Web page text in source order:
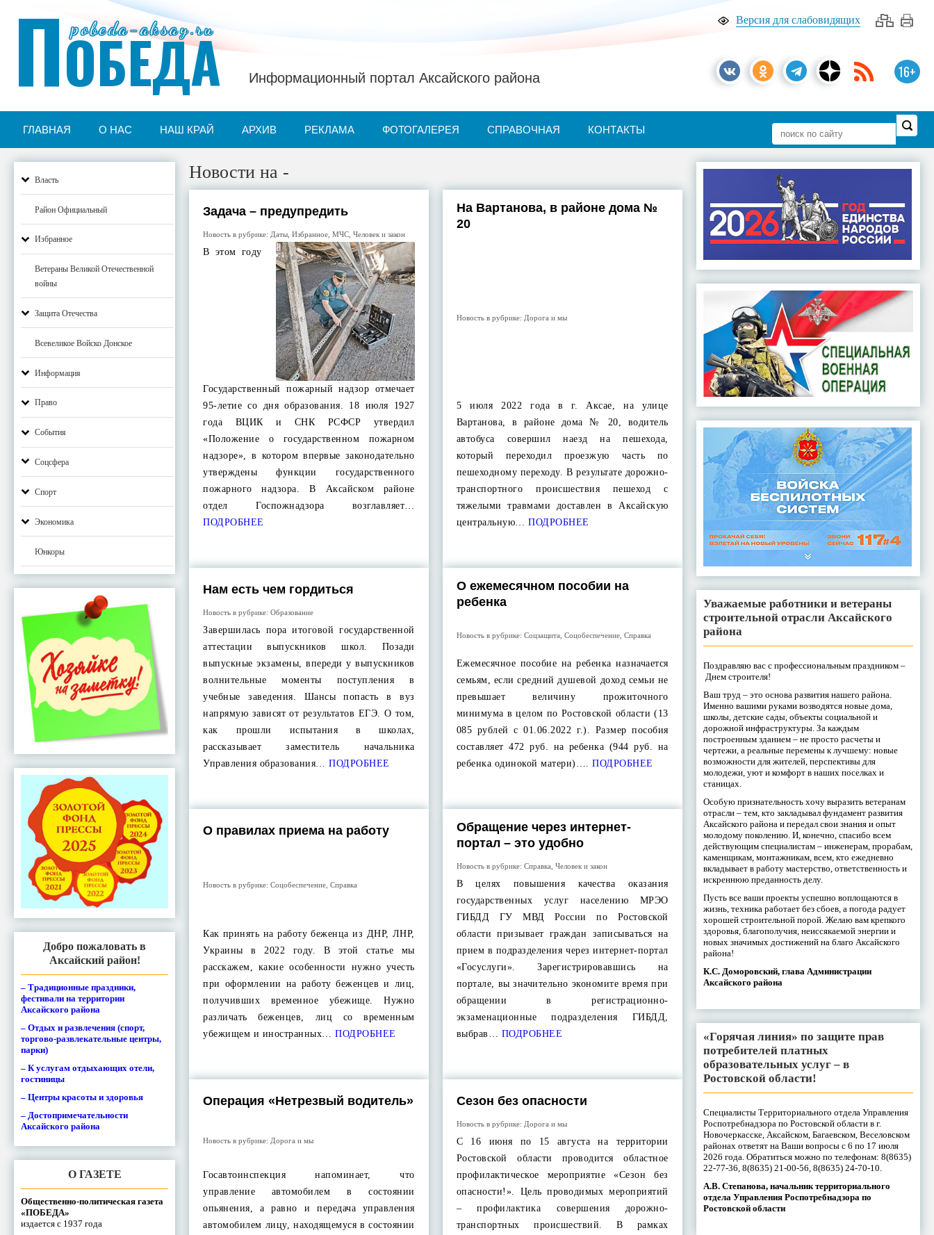
Версия для слабовидящих
16+
pobeda-aksay.ru
ПОБЕДА Информационный портал Аксайского района
ГЛАВНАЯ О НАС НАШ КРАЙ АРХИВ РЕКЛАМА ФОТОГАЛЕРЕЯ СПРАВОЧНАЯ КОНТАКТЫ
Власть
Район Официальный
Избранное
Ветераны Великой Отечественной
войны
Защита Отечества
Всевеликое Войско Донское
Информация
Право
События
Соцсфера
Спорт
Экономика
Юнкоры
Добро пожаловать в
Аксайский район!
– Традиционные праздники,
фестивали на территории
Аксайского района
– Отдых и развлечения (спорт,
торгово-развлекательные центры,
парки)
– К услугам отдыхающих отели,
гостиницы
– Центры красоты и здоровья
– Достопримечательности
Аксайского района
О ГАЗЕТЕ
Общественно-политическая газета
«ПОБЕДА»
издается с 1937 года
Новости на -
Задача – предупредить
Новость в рубрике: Даты ,Избранное ,МЧС ,Человек и закон
В этом году
Государственный пожарный надзор отмечает
95-летие со дня образования. 18 июля 1927
года ВЦИК и СНК РСФСР утвердил
«Положение о государственном пожарном
надзоре», в котором впервые законодательно
утверждены функции государственного
пожарного надзора. В Аксайском районе
отдел Госпожнадзора возглавляет…
ПОДРОБНЕЕ
На Вартанова, в районе дома №
20
Новость в рубрике: Дорога и мы
5 июля 2022 года в г. Аксае, на улице
Вартанова, в районе дома № 20, водитель
автобуса совершил наезд на пешехода,
который переходил проезжую часть по
пешеходному переходу. В результате дорожно-
транспортного происшествия пешеход с
тяжелыми травмами доставлен в Аксайскую
центральную… ПОДРОБНЕЕ
Нам есть чем гордиться
Новость в рубрике:Образование
Завершилась пора итоговой государственной
аттестации выпускников школ. Позади
выпускные экзамены, впереди у выпускников
волнительные моменты поступления в
учебные заведения. Шансы попасть в вуз
напрямую зависят от результатов ЕГЭ. О том,
как прошли испытания в школах,
рассказывает заместитель начальника
Управления образования… ПОДРОБНЕЕ
О ежемесячном пособии на
ребенка
Новость в рубрике: Соцзащита Соцобеспечение, Справка
Ежемесячное пособие на ребенка назначается
семьям, если средний душевой доход семьи не
превышает величину прожиточного
минимума в целом по Ростовской области (13
085 рублей с 01.06.2022 г.). Размер пособия
составляет 472 руб. на ребенка (944 руб. на
ребенка одинокой матери)…. ПОДРОБНЕЕ
О правилах приема на работу
Новость в рубрике:Соцобеспечение ,Справка
Как принять на работу беженца из ДНР, ЛНР,
Украины в 2022 году. В этой статье мы
расскажем, какие особенности нужно учесть
при оформлении на работу беженцев и лиц,
получивших временное убежище. Нужно
различать беженцев, лиц со временным
убежищем и иностранных… ПОДРОБНЕЕ
Обращение через интернет-
портал – это удобно
Новость в рубрике: Справка Человек и закон
В целях повышения качества оказания
государственных услуг населению МРЭО
ГИБДД ГУ МВД России по Ростовской
области призывает граждан записываться на
прием в подразделения через интернет-портал
«Госуслуги». Зарегистрировавшись на
портале, вы значительно экономите время при
обращении в регистрационно-
экзаменационные подразделения ГИБДД,
выбрав… ПОДРОБНЕЕ
Операция «Нетрезвый водитель»
Новость в рубрике: Дорога и мы
Госавтоинспекция напоминает, что
управление автомобилем в состоянии
опьянения, а равно и передача управления
автомобилем лицу, находящемуся в состоянии
Сезон без опасности
Новость в рубрике: Дорога и мы
С 16 июня по 15 августа на территории
Ростовской области проводится областное
профилактическое мероприятие «Сезон без
опасности!». Цель проводимых мероприятий
– профилактика совершения дорожно-
транспортных происшествий. В рамках
Уважаемые работники и ветераны
строительной отрасли Аксайского
района
Поздравляю вас с профессиональным праздником –
Днем строителя!
Ваш труд – это основа развития нашего района.
Именно вашими руками возводятся новые дома,
школы, детские сады, объекты социальной и
дорожной инфраструктуры. За каждым
построенным зданием – не просто расчеты и
чертежи, а реальные перемены к лучшему: новые
возможности для жителей, перспективы для
молодежи, уют и комфорт в наших поселках и
станицах.
Особую признательность хочу выразить ветеранам
отрасли – тем, кто закладывал фундамент развития
Аксайского района и передал свои знания и опыт
молодому поколению. И, конечно, спасибо всем
действующим специалистам – инженерам, прорабам,
каменщикам, монтажникам, всем, кто ежедневно
вкладывает в работу мастерство, ответственность и
искреннюю преданность делу.
Пусть все ваши проекты успешно воплощаются в
жизнь, техника работает без сбоев, а погода радует
хорошей строительной порой. Желаю вам крепкого
здоровья, благополучия, неиссякаемой энергии и
новых значимых достижений на благо Аксайского
района!
К.С. Доморовский, глава Администрации
Аксайского района
«Горячая линия» по защите прав
потребителей платных
образовательных услуг – в
Ростовской области!
Специалисты Территориального отдела Управления
Роспотребнадзора по Ростовской области в г.
Новочеркасске, Аксайском, Багаевском, Веселовском
районах ответят на Ваши вопросы с 6 по 17 июля
2026 года. Обратиться можно по телефонам: 8(8635)
22-77-36, 8(8635) 21-00-56, 8(8635) 24-70-10.
А.В. Степанова, начальник территориального
отдела Управления Роспотребнадзора по
Ростовской области